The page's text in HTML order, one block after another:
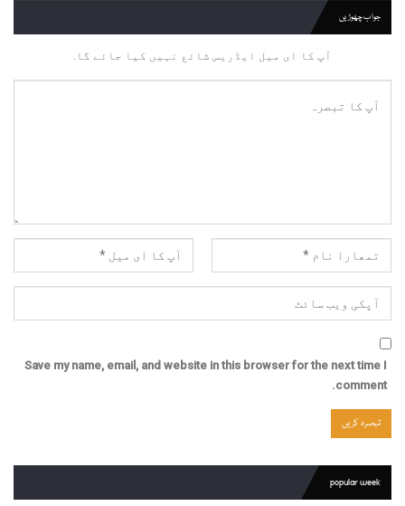
جواب چھوڑیں
آپ کا ای میل ایڈریس شائع نہیں کیا جائے گا.
Save my name, email, and website in this browser for the next time I
comment.
popular week